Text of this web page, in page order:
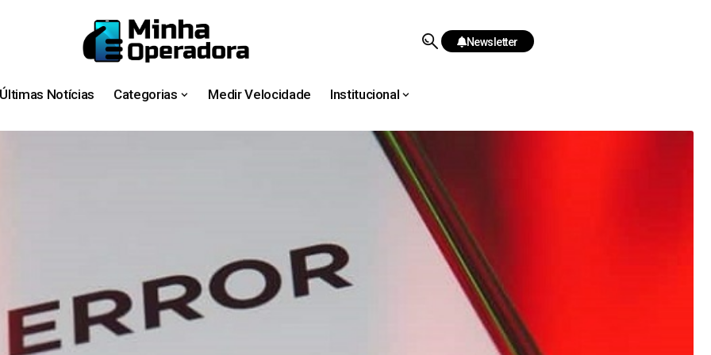
Newsletter
Últimas Notícias Categorias Medir Velocidade Institucional